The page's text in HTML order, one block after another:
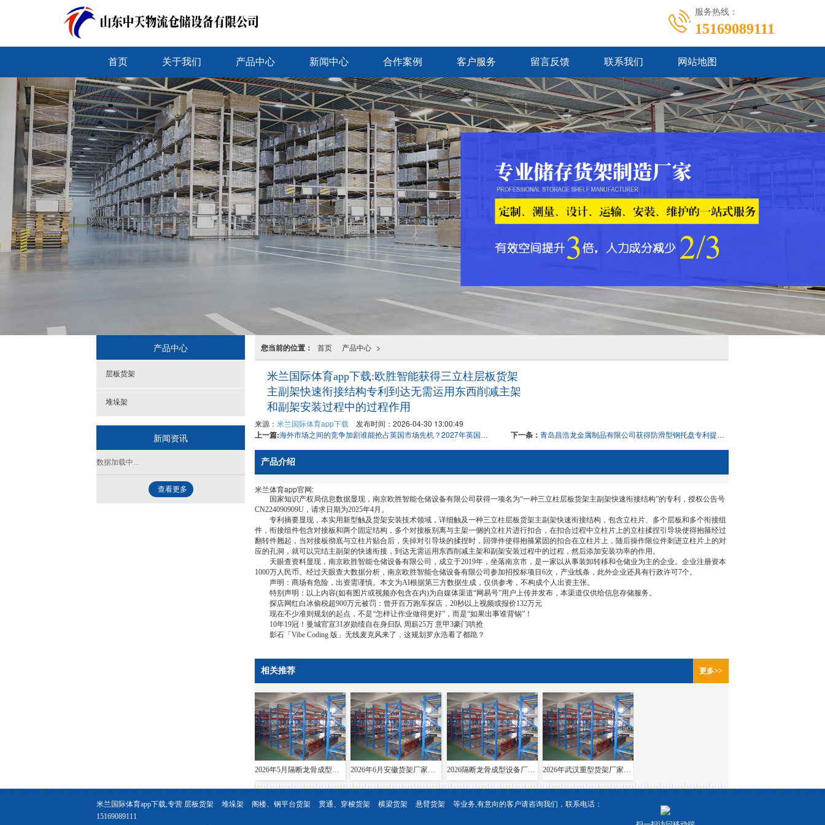
服务热线：
15169089111
首页 关于我们 产品中心 新闻中心 合作案例 客户服务 留言反馈 联系我们 网站地图
您当前的位置： 首页 >
产品中心
米兰国际体育app下载:欧胜智能获得三立柱层板货架
主副架快速衔接结构专利到达无需运用东西削减主架
和副架安装过程中的过程作用
来源： 米兰国际体育app下载 发布时间：2026-04-30 13:00:49
上一篇: 海外市场之间的竞争加剧谁能抢占英国市场先机？2027年英国伯明翰内部物流及自动化展 下一条： 青岛昌浩龙金属制品有限公司获得防滑型钢托盘专利提高拆装胶片时的快捷性和功率
产品介绍
米兰体育app官网:
国家知识产权局信息数据显现，南京欧胜智能仓储设备有限公司获得一项名为“一种三立柱层板货架主副架快速衔接结构”的专利，授权公告号
CN224090909U，请求日期为2025年4月。
专利摘要显现，本实用新型触及货架安装技术领域，详细触及一种三立柱层板货架主副架快速衔接结构，包含立柱片、多个层板和多个衔接组
件，衔接组件包含对接板和两个固定结构，多个对接板别离与主架一侧的立柱片进行扣合，在扣合过程中立柱片上的立柱揉捏引导块使得抱箍经过
翻转件翘起，当对接板彻底与立柱片贴合后，失掉对引导块的揉捏时，回弹件使得抱箍紧固的扣合在立柱片上，随后操作限位件刺进立柱片上的对
应的孔洞，就可以完结主副架的快速衔接，到达无需运用东西削减主架和副架安装过程中的过程，然后添加安装功率的作用。
天眼查资料显现，南京欧胜智能仓储设备有限公司，成立于2019年，坐落南京市，是一家以从事装卸转移和仓储业为主的企业。企业注册资本
1000万人民币。经过天眼查大数据分析，南京欧胜智能仓储设备有限公司参加招投标项目6次，产业线条，此外企业还具有行政许可7个。
声明：商场有危险，出资需谨慎。本文为AI根据第三方数据生成，仅供参考，不构成个人出资主张。
特别声明：以上内容(如有图片或视频亦包含在内)为自媒体渠道“网易号”用户上传并发布，本渠道仅供给信息存储服务。
探店网红白冰偷税超900万元被罚：曾开百万跑车探店，20秒以上视频或报价132万元
现在不少准则规划的起点，不是“怎样让作业做得更好”，而是“如果出事谁背锅”！
10年19冠！曼城官宣31岁勋绩自在身归队 周薪25万 意甲3豪门哄抢
影石「Vibe Coding 版」无线麦克风来了，这规划罗永浩看了都跪？
相关推荐 更多>>
2026年5月隔断龙骨成型设备厂家推荐指南：导轨成型设备消防箱光伏支架货架夸梁公司优选！ 2026年6月安徽货架厂家推荐指南：层板货架悬臂贯通双伸位公司优选！ 2026隔断龙骨成型设备厂家推荐导轨成型设备货架夸梁层板生产线电缆桥架厂家优选指南！ 2026年武汉重型货架厂家口碑与联系方式全解析
产品中心
层板货架
堆垛架
新闻资讯
数据加载中...
查看更多
米兰国际体育app下载,专营 层板货架 堆垛架 阁楼、钢平台货架 贯通、穿梭货架 横梁货架 悬臂货架
等业务,有意向的客户请咨询我们，联系电话：
15169089111